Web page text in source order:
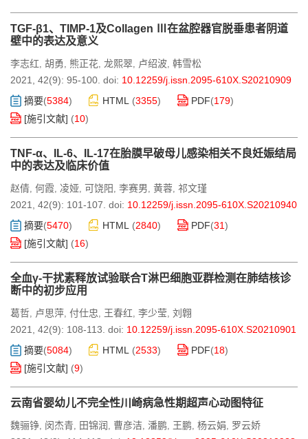
TGF-β1、TIMP-1及Collagen Ⅲ在盆腔器官脱垂患者阴道
壁中的表达及意义
李志红, 胡勇, 熊正花, 龙熙翠, 卢绍波, 韩雪松
2021, 42(9): 95-100. doi: 10.12259/j.issn.2095-610X.S20210909
摘要(5384) HTML (3355) PDF(179)
[施引文献] (10)
TNF-α、IL-6、IL-17在胎膜早破母儿感染相关不良妊娠结局
中的表达及临床价值
赵倩, 何霞, 凌娅, 可饶阳 , 李赛男, 黄蓉, 祁文瑾
2021, 42(9): 101-107. doi: 10.12259/j.issn.2095-610X.S20210940
摘要(5470) HTML (2840) PDF(31)
[施引文献] (16)
全血γ-干扰素释放试验联合T淋巴细胞亚群检测在肺结核诊
断中的初步应用
葛哲, 卢思萍, 付仕忠, 王春红, 李少莹, 刘翺
2021, 42(9): 108-113. doi: 10.12259/j.issn.2095-610X.S20210901
摘要(5084) HTML (2533) PDF(18)
[施引文献] (9)
云南省婴幼儿不完全性川崎病急性期超声心动图特征
魏骊铮, 闵杰青, 田锦润 , 曹彦洁, 潘鹏, 王鹏, 杨云娟, 罗云娇